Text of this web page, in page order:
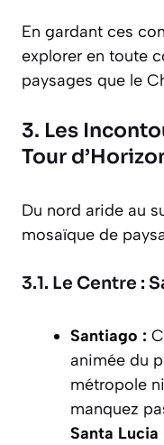
En gardant ces
explorer en toute
paysages que le
3. Les
Tour
Du nord aride au
mosaïque de
3.1. Le Centre :
Santiago :
animée du
métropole
manquez
Santa Lucia